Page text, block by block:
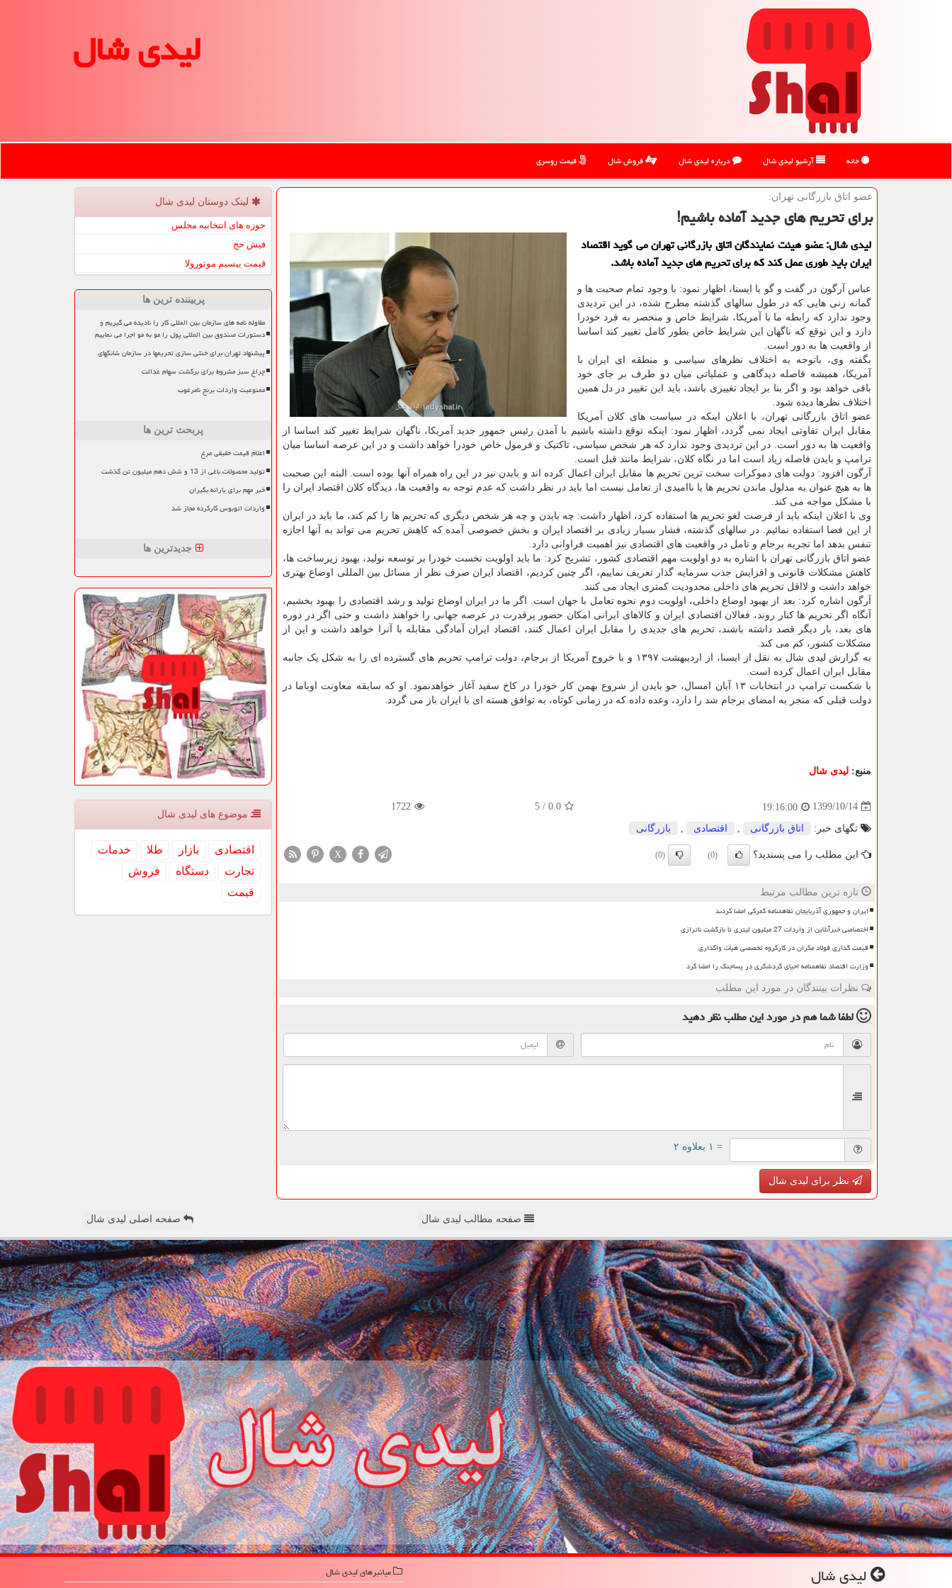
لیدی شال
خانه آرشیو لیدی شال درباره لیدی شال فروش شال قیمت روسری
عضو اتاق بازرگانی تهران:
برای تحریم های جدید آماده باشیم!
لیدی شال: عضو هیئت نمایندگان اتاق بازرگانی تهران می گوید اقتصاد
ایران باید طوری عمل کند که برای تحریم های جدید آماده باشد.
عباس آرگون در گفت و گو با ایسنا، اظهار نمود: با وجود تمام صحبت ها و
گمانه زنی هایی که در طول سالهای گذشته مطرح شده، در این تردیدی
وجود ندارد که رابطه ما با آمریکا، شرایط خاص و منحصر به فرد خودرا
دارد و این توقع که ناگهان این شرایط خاص بطور کامل تغییر کند اساسا
از واقعیت ها به دور است.
بگفته وی، باتوجه به اختلاف نظرهای سیاسی و منطقه ای ایران با
آمریکا، همیشه فاصله دیدگاهی و عملیاتی میان دو طرف بر جای خود
باقی خواهد بود و اگر بنا بر ایجاد تغییری باشد، باید این تغییر در دل همین
اختلاف نظرها دیده شود.
عضو اتاق بازرگانی تهران، با اعلان اینکه در سیاست های کلان آمریکا
مقابل ایران تفاوتی ایجاد نمی گردد، اظهار نمود: اینکه توقع داشته باشیم با آمدن رئیس جمهور جدید آمریکا، ناگهان شرایط تغییر کند اساسا از
واقعیت ها به دور است. در این تردیدی وجود ندارد که هر شخص سیاسی، تاکتیک و فرمول خاص خودرا خواهد داشت و در این عرصه اساسا میان
ترامپ و بایدن فاصله زیاد است اما در نگاه کلان، شرایط مانند قبل است.
آرگون افزود: دولت های دموکرات سخت ترین تحریم ها مقابل ایران اعمال کرده اند و بایدن نیز در این راه همراه آنها بوده است. البته این صحبت
ها به هیچ عنوان به مدلول ماندن تحریم ها یا ناامیدی از تعامل نیست اما باید در نظر داشت که عدم توجه به واقعیت ها، دیدگاه کلان اقتصاد ایران را
با مشکل مواجه می کند.
وی با اعلان اینکه باید از فرصت لغو تحریم ها استفاده کرد، اظهار داشت: چه بایدن و چه هر شخص دیگری که تحریم ها را کم کند، ما باید در ایران
از این فضا استفاده نمائیم. در سالهای گذشته، فشار بسیار زیادی بر اقتصاد ایران و بخش خصوصی آمده که کاهش تحریم می تواند به آنها اجازه
تنفس بدهد اما تجربه برجام و تامل در واقعیت های اقتصادی نیز اهمیت فراوانی دارد.
عضو اتاق بازرگانی تهران با اشاره به دو اولویت مهم اقتصادی کشور، تشریح کرد: ما باید اولویت نخست خودرا بر توسعه تولید، بهبود زیرساخت ها،
کاهش مشکلات قانونی و افزایش جذب سرمایه گذار تعریف نماییم، اگر چنین کردیم، اقتصاد ایران صرف نظر از مسائل بین المللی اوضاع بهتری
خواهد داشت و لااقل تحریم های داخلی محدودیت کمتری ایجاد می کنند.
آرگون اشاره کرد: بعد از بهبود اوضاع داخلی، اولویت دوم نحوه تعامل با جهان است. اگر ما در ایران اوضاع تولید و رشد اقتصادی را بهبود بخشیم،
آنگاه اگر تحریم ها کنار روند، فعالان اقتصادی ایران و کالاهای ایرانی امکان حضور پرقدرت در عرصه جهانی را خواهند داشت و حتی اگر در دوره
های بعد، بار دیگر قصد داشته باشند، تحریم های جدیدی را مقابل ایران اعمال کنند، اقتصاد ایران آمادگی مقابله با آنرا خواهد داشت و این از
مشکلات کشور، کم می کند.
به گزارش لیدی شال به نقل از ایسنا، از اردیبهشت ۱۳۹۷ و با خروج آمریکا از برجام، دولت ترامپ تحریم های گسترده ای را به شکل یک جانبه
مقابل ایران اعمال کرده است.
با شکست ترامپ در انتخابات ۱۳ آبان امسال، جو بایدن از شروع بهمن کار خودرا در کاخ سفید آغاز خواهدنمود. او که سابقه معاونت اوباما در
دولت قبلی که منجر به امضای برجام شد را دارد، وعده داده که در زمانی کوتاه، به توافق هسته ای با ایران باز می گردد.
منبع: لیدی شال
1399/10/14
19:16:00
0.0
/
5
1722
تگهای خبر: اتاق بازرگانی اقتصادی بازرگانی
این مطلب را می پسندید؟ (0)
(0)
X
تازه ترین مطالب مرتبط
ایران و جمهوری آذربایجان تفاهمنامه گمرکی امضا کردند
اختصاصی خبرآنلاین از واردات 27 میلیون لیتری تا بازگشت ناترازی
قیمت گذاری فولاد مکران در کارگروه تخصصی هیأت واگذاری
وزارت اقتصاد تفاهمنامه احیای گردشگری در پساجنگ را امضا کرد
نظرات بینندگان در مورد این مطلب
لطفا شما همدر مورد این مطلبنظر دهید
= ۱ بعلاوه ۲
نظر برای لیدی شال
لینک دوستان لیدی شال
حوزه های انتخابیه مجلس
فیش حج
قیمت بیسیم موتورولا
پربیننده ترین ها
مقاوله نامه های سازمان بین المللی کار را نادیده می گیریم و
دستورات صندوق بین المللی پول را مو به مو اجرا می نماییم
پیشنهاد تهران برای خنثی سازی تحریمها در سازمان شانگهای
چراغ سبز مشروط برای برگشت سهام عدالت
ممنوعیت واردات برنج نامرغوب
پربحث ترین ها
اعلام قیمت حقیقی مرغ
تولید محصولات باغی از 13 و شش دهم میلیون تن گذشت
خبر مهم برای یارانه بگیران
واردات اتوبوس کارکرده مجاز شد
جدیدترین ها
موضوع های لیدی شال
اقتصادی بازار طلا
خدمات
تجارت
دستگاه
فروش
قیمت
صفحه مطالب لیدی شال صفحه اصلی لیدی شال
لیدی شال میانبرهای لیدی شال